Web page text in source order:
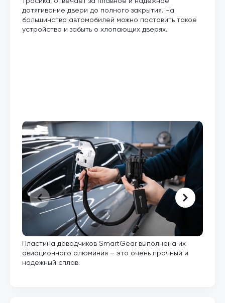
дотягивание двери до полного закрытия. На
большинство автомобилей можно поставить такое
устройство и забыть о хлопающих дверях.
Пластина доводчиков SmartGear выполнена их
авиационного алюминия – это очень прочный и
надежный сплав.